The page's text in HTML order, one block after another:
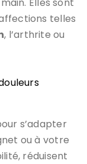
telles
, l’arthrite ou
s’adapter
ou à votre
réduisent